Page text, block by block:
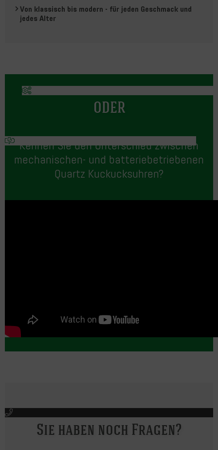
Von klassisch bis modern - für jeden Geschmack und
jedes Alter
ODER
Kennen Sie den Unterschied zwischen
mechanischen- und batteriebetriebenen
Quartz Kuckucksuhren?
Sie haben noch Fragen?